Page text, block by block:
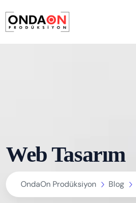
Web Tasarım
OndaOn Prodüksiyon Blog